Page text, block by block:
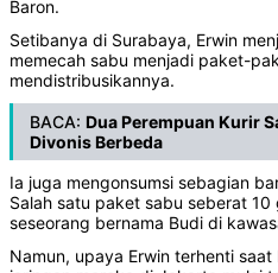
Baron.
Setibanya di Surabaya, Erwin
memecah sabu menjadi paket-
mendistribusikannya.
BACA: Dua Perempuan Kurir
Divonis Berbeda
Ia juga mengonsumsi sebagian
Salah satu paket sabu seberat
seseorang bernama Budi di
Namun, upaya Erwin terhenti